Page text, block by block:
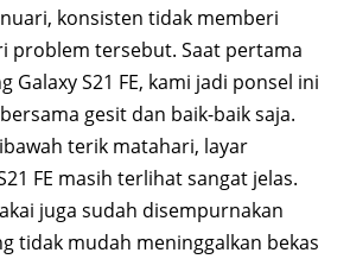
konsisten tidak memberi
problem tersebut. Saat pertama
Galaxy S21 FE, kami jadi ponsel ini
gesit dan baik-baik saja.
terik matahari, layar
FE masih terlihat sangat jelas.
juga sudah disempurnakan
tidak mudah meninggalkan bekas